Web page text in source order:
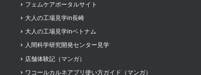
フェムケアポータルサイト
大人の工場見学in長崎
大人の工場見学inベトナム
人間科学研究開発センター見学
店舗体験記（マンガ）
ワコールカルネアプリ使い方ガイド（マンガ）